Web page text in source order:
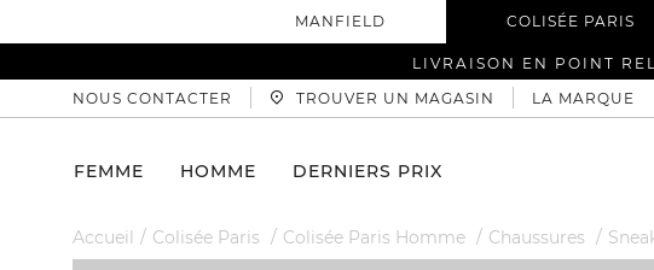
MANFIELD COLISÉE PARIS
LIVRAISON EN POINT
NOUS CONTACTER
TROUVER UN MAGASIN LA MARQUE
FEMME HOMME DERNIERS PRIX
Accueil Colisée Paris Colisée Paris Homme Chaussures